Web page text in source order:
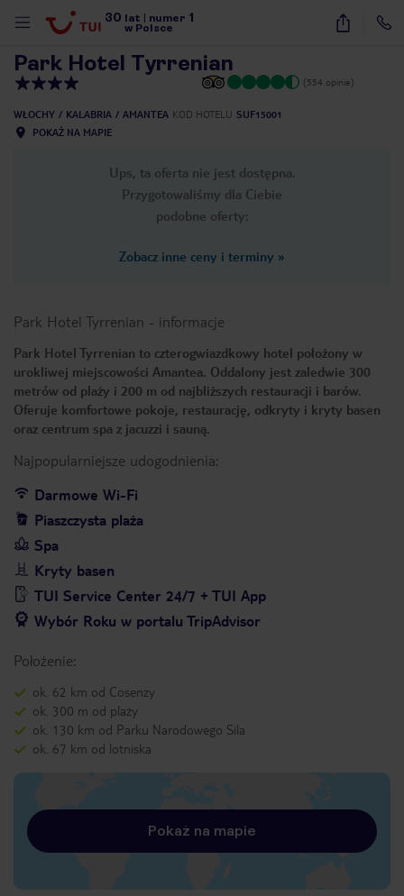
30 lat numer 1
w Polsce
30
Park Hotel Tyrrenian
(554 opinie)
WŁOCHY KALABRIA AMANTEA KOD HOTELU SUF15001
POKAŻ NA MAPIE
Ups, ta oferta nie jest dostępna.
Przygotowaliśmy dla Ciebie
podobne oferty:
Zobacz inne ceny i terminy »
Park Hotel Tyrrenian - informacje
Park Hotel Tyrrenian to czterogwiazdkowy hotel położony w
urokliwej miejscowości Amantea. Oddalony jest zaledwie 300
metrów od plaży i 200 m od najbliższych restauracji i barów.
Oferuje komfortowe pokoje, restaurację, odkryty i kryty basen
oraz centrum spa z jacuzzi i sauną.
Najpopularniejsze udogodnienia:
Darmowe Wi-Fi
Piaszczysta plaża
Spa
Kryty basen
TUI Service Center 24/7 + TUI App
Wybór Roku w portalu TripAdvisor
Położenie:
ok. 62 km od Cosenzy
ok. 300 m od plaży
ok. 130 km od Parku Narodowego Sila
ok. 67 km od lotniska
Pokaż na mapie